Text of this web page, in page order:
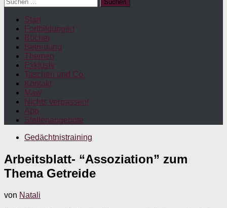
nach:
Start
Fortbildungen
Bücher
Betreuung
Themen
Exklusiv
Taschen und Co.
Kontakt
Maw
Nichts verpassen!
App
Stellenangebote
Gedächtnistraining
Arbeitsblatt- “Assoziation” zum
Thema Getreide
von Natali